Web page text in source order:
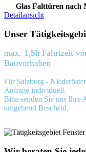
Glas Falttüren nach
Detailansicht
Unser
max. 1,5h Fahrtzeit
Bauvorhaben
Für Salzburg -
Anfrage individuell.
Bitte senden Sie uns Ihre
umgehend Bescheid.